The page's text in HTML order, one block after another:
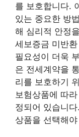
를 보호합니다.
있는 중요한 방
해 심리적 안정
세보증금 미반
필요성이 더욱
은 전세계약을
리를 보호하기
보험상품에 따
정되어 있습니
상품을 선택해